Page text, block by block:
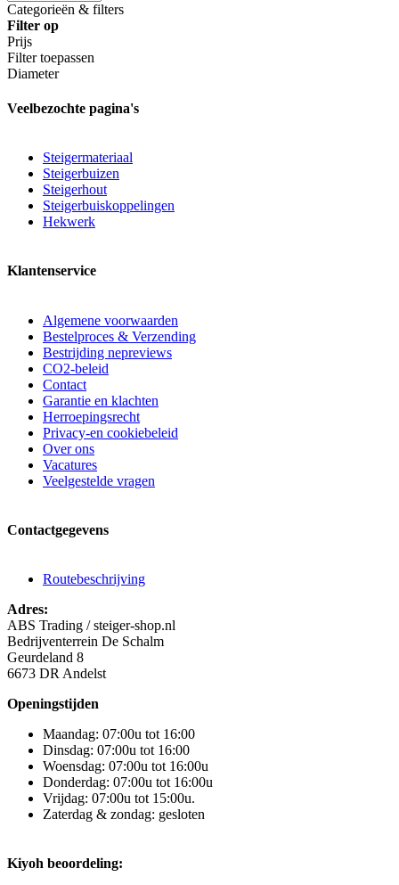
Categorieën & filters
Filter op
Prijs
Filter toepassen
Diameter
Veelbezochte pagina's
Steigermateriaal
Steigerbuizen
Steigerhout
Steigerbuiskoppelingen
Hekwerk
Klantenservice
Algemene voorwaarden
Bestelproces & Verzending
Bestrijding nepreviews
CO2-beleid
Contact
Garantie en klachten
Herroepingsrecht
Privacy-en cookiebeleid
Over ons
Vacatures
Veelgestelde vragen
Contactgegevens
Routebeschrijving
Adres:
ABS Trading / steiger-shop.nl
Bedrijventerrein De Schalm
Geurdeland 8
6673 DR Andelst
Openingstijden
Maandag: 07:00u tot 16:00
Dinsdag: 07:00u tot 16:00
Woensdag: 07:00u tot 16:00u
Donderdag: 07:00u tot 16:00u
Vrijdag: 07:00u tot 15:00u.
Zaterdag & zondag: gesloten
Kiyoh beoordeling: